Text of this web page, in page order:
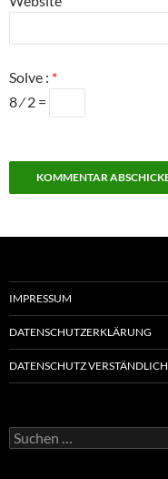
Solve : *
8 ⁄ 2 =
IMPRESSUM
DATENSCHUTZERKLÄRUNG
DATENSCHUTZ VERSTÄNDLICH
Suchen
nach: